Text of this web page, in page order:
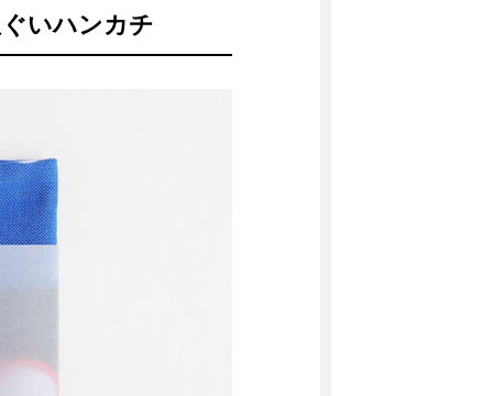
いハンカチ